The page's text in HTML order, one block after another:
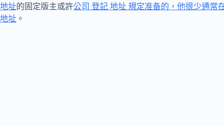
地址的固定版主或許公司 登記 地址 規定准备的，他很少通常
地址 。